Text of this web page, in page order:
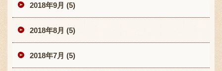
2018年9月 (5)
2018年8月 (5)
2018年7月 (5)